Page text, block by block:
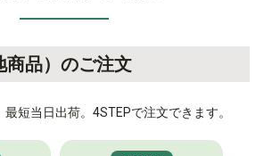
商品）のご注文
短当日出荷。4STEPで注文できます。